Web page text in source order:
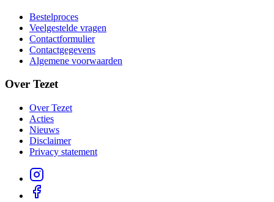
Bestelproces
Veelgestelde vragen
Contactformulier
Contactgegevens
Algemene voorwaarden
Over Tezet
Over Tezet
Acties
Nieuws
Disclaimer
Privacy statement